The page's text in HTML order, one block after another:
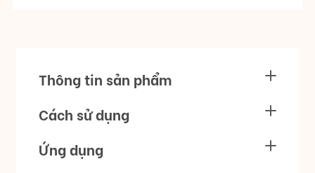
Thông tin sản phẩm
Cách sử dụng
Ứng dụng